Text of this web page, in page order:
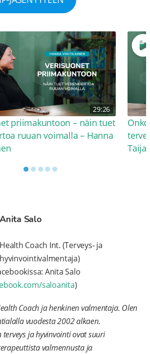
29:26
priimakuntoon – näin tuet
ruuan voimalla – Hanna
Taija
●●●●●
Anita Salo
Health Coach Int. (Terveys- ja
hyvinvointivalmentaja)
Anita Salo
saloanita)
Coach ja henkinen valmentaja. Olen
vuodesta 2002 alkaen.
ja hyvinvointi ovat suuri
valmennusta ja